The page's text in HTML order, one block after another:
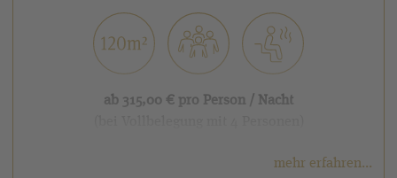
ab 315,00 € pro Person / Nacht
weitere Ausstattungsmerkmale:mehr erfahren...